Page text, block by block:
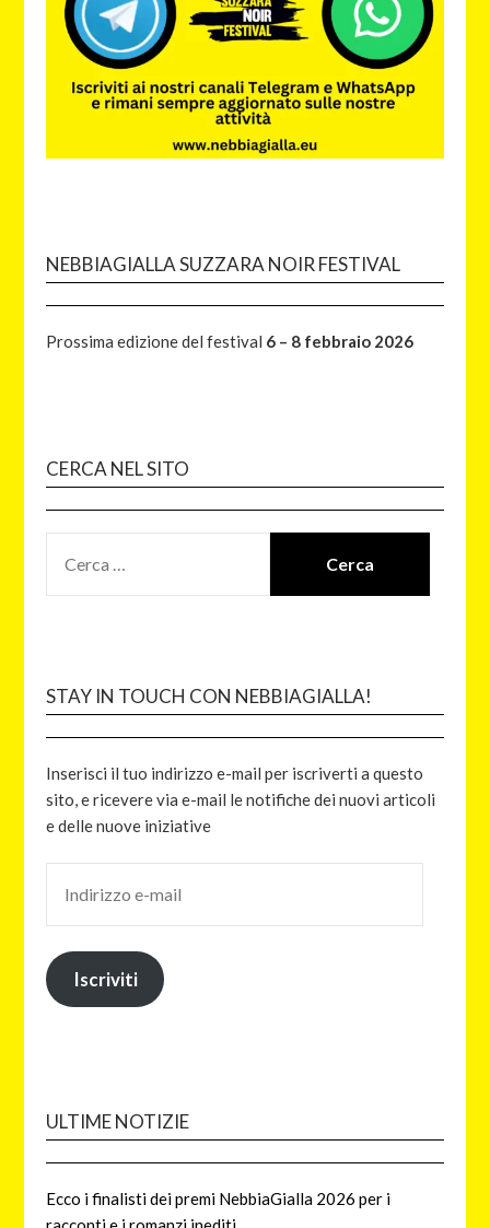
NEBBIAGIALLA SUZZARA NOIR FESTIVAL
Prossima edizione del festival 6 – 8 febbraio 2026
CERCA NEL SITO
STAY IN TOUCH CON NEBBIAGIALLA!
Inserisci il tuo indirizzo e-mail per iscriverti a questo
sito, e ricevere via e-mail le notifiche dei nuovi articoli
e delle nuove iniziative
Iscriviti
ULTIME NOTIZIE
Ecco i finalisti dei premi NebbiaGialla 2026 per i